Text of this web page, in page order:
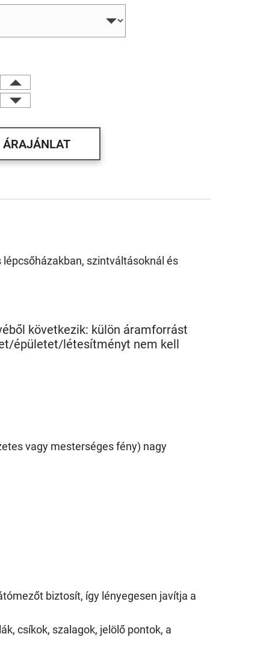
ÁRAJÁNLAT
szintváltásoknál és
következik: külön áramforrást
épületet/létesítményt nem kell
vagy mesterséges fény) nagy
biztosít, így lényegesen javítja a
csíkok, szalagok, jelölő pontok, a